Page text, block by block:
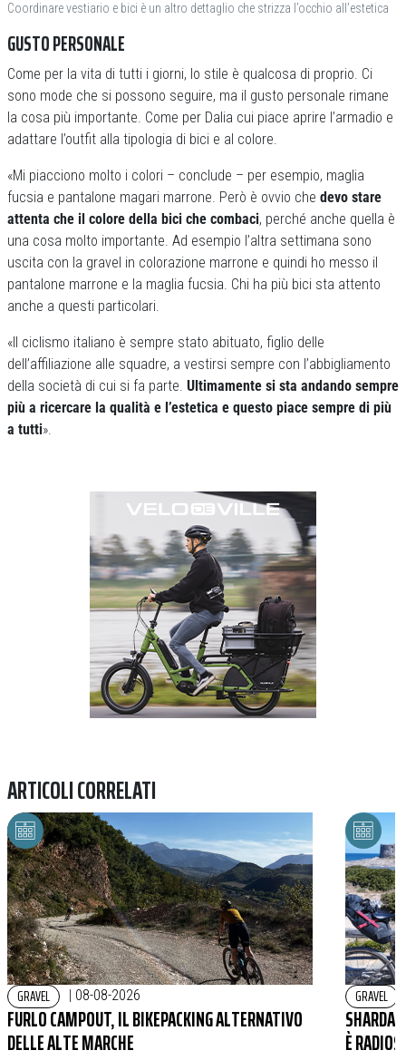
Coordinare vestiario e bici è un altro dettaglio che strizza l’occhio all’estetica
GUSTO PERSONALE
Come per la vita di tutti i giorni, lo stile è qualcosa di proprio. Ci
sono mode che si possono seguire, ma il gusto personale rimane
la cosa più importante. Come per Dalia cui piace aprire l’armadio e
adattare l’outfit alla tipologia di bici e al colore.
«Mi piacciono molto i colori – conclude – per esempio, maglia
fucsia e pantalone magari marrone. Però è ovvio che devo stare
attenta che il colore della bici che combaci, perché anche quella è
una cosa molto importante. Ad esempio l’altra settimana sono
uscita con la gravel in colorazione marrone e quindi ho messo il
pantalone marrone e la maglia fucsia. Chi ha più bici sta attento
anche a questi particolari.
«Il ciclismo italiano è sempre stato abituato, figlio delle
dell’affiliazione alle squadre, a vestirsi sempre con l’abbigliamento
della società di cui si fa parte. Ultimamente si sta andando sempre
più a ricercare la qualità e l’estetica e questo piace sempre di più
a tutti».
ARTICOLI CORRELATI
GRAVEL | 08-08-2026
FURLO CAMPOUT, IL BIKEPACKING ALTERNATIVO
DELLE ALTE MARCHE
GRAVEL
È